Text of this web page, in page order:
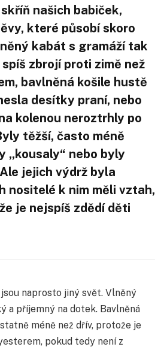
našich babiček,
které působí skoro
kabát s gramáží tak
zbrojí proti zimě než
bavlněná košile hustě
desítky praní, nebo
kolenou neroztrhly po
těžší, často méně
„kousaly“ nebo byly
jejich výdrž byla
nositelé k nim měli vztah,
je nejspíš zdědí děti
naprosto jiný svět. Vlněný
a příjemný na dotek. Bavlněná
méně než dřív, protože je
pokud tedy není z